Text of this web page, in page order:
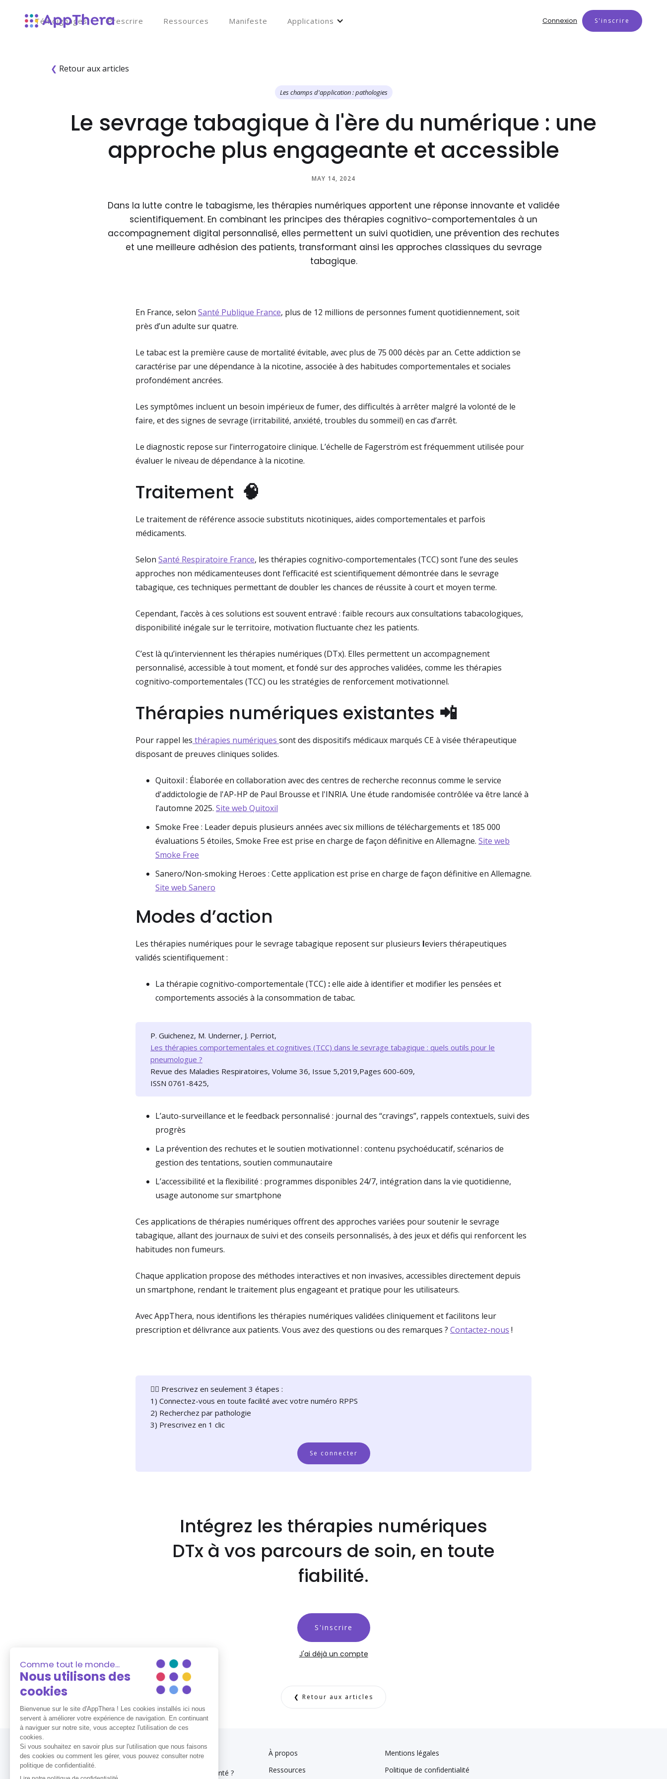
Témoignages Prescrire Ressources Manifeste Applications Connexion S'inscrire
❮ Retour aux articles
Les champs d'application : pathologies
Le sevrage tabagique à l'ère du numérique : une
approche plus engageante et accessible
MAY 14, 2024
Dans la lutte contre le tabagisme, les thérapies numériques apportent une réponse innovante et validée
scientifiquement. En combinant les principes des thérapies cognitivo-comportementales à un
accompagnement digital personnalisé, elles permettent un suivi quotidien, une prévention des rechutes
et une meilleure adhésion des patients, transformant ainsi les approches classiques du sevrage
tabagique.
En France, selon Santé Publique France, plus de 12 millions de personnes fument quotidiennement, soit
près d’un adulte sur quatre.
Le tabac est la première cause de mortalité évitable, avec plus de 75 000 décès par an. Cette addiction se
caractérise par une dépendance à la nicotine, associée à des habitudes comportementales et sociales
profondément ancrées.
Les symptômes incluent un besoin impérieux de fumer, des difficultés à arrêter malgré la volonté de le
faire, et des signes de sevrage (irritabilité, anxiété, troubles du sommeil) en cas d’arrêt.
Le diagnostic repose sur l’interrogatoire clinique. L’échelle de Fagerström est fréquemment utilisée pour
évaluer le niveau de dépendance à la nicotine.
Traitement 🧠
Le traitement de référence associe substituts nicotiniques, aides comportementales et parfois
médicaments.
Selon Santé Respiratoire France, les thérapies cognitivo-comportementales (TCC) sont l’une des seules
approches non médicamenteuses dont l’efficacité est scientifiquement démontrée dans le sevrage
tabagique, ces techniques permettant de doubler les chances de réussite à court et moyen terme.
Cependant, l’accès à ces solutions est souvent entravé : faible recours aux consultations tabacologiques,
disponibilité inégale sur le territoire, motivation fluctuante chez les patients.
C’est là qu’interviennent les thérapies numériques (DTx). Elles permettent un accompagnement
personnalisé, accessible à tout moment, et fondé sur des approches validées, comme les thérapies
cognitivo-comportementales (TCC) ou les stratégies de renforcement motivationnel.
Thérapies numériques existantes 📲
Pour rappel les thérapies numériques sont des dispositifs médicaux marqués CE à visée thérapeutique
disposant de preuves cliniques solides.
Quitoxil : Élaborée en collaboration avec des centres de recherche reconnus comme le service
d'addictologie de l'AP-HP de Paul Brousse et l'INRIA. Une étude randomisée contrôlée va être lancé à
l’automne 2025. Site web Quitoxil
Smoke Free : Leader depuis plusieurs années avec six millions de téléchargements et 185 000
évaluations 5 étoiles, Smoke Free est prise en charge de façon définitive en Allemagne. Site web
Smoke Free
Sanero/Non-smoking Heroes : Cette application est prise en charge de façon définitive en Allemagne.
Site web Sanero
Modes d’action
Les thérapies numériques pour le sevrage tabagique reposent sur plusieurs leviers thérapeutiques
validés scientifiquement :
La thérapie cognitivo-comportementale (TCC) :elle aide à identifier et modifier les pensées et
comportements associés à la consommation de tabac.
P. Guichenez, M. Underner, J. Perriot,
Les thérapies comportementales et cognitives (TCC) dans le sevrage tabagique : quels outils pour le
pneumologue ?
Revue des Maladies Respiratoires, Volume 36, Issue 5,2019,Pages 600-609,
ISSN 0761-8425,
L’auto-surveillance et le feedback personnalisé : journal des “cravings”, rappels contextuels, suivi des
progrès
La prévention des rechutes et le soutien motivationnel : contenu psychoéducatif, scénarios de
gestion des tentations, soutien communautaire
L’accessibilité et la flexibilité : programmes disponibles 24/7, intégration dans la vie quotidienne,
usage autonome sur smartphone
Ces applications de thérapies numériques offrent des approches variées pour soutenir le sevrage
tabagique, allant des journaux de suivi et des conseils personnalisés, à des jeux et défis qui renforcent les
habitudes non fumeurs.
Chaque application propose des méthodes interactives et non invasives, accessibles directement depuis
un smartphone, rendant le traitement plus engageant et pratique pour les utilisateurs.
Avec AppThera, nous identifions les thérapies numériques validées cliniquement et facilitons leur
prescription et délivrance aux patients. Vous avez des questions ou des remarques ? Contactez-nous !
👉🏻 Prescrivez en seulement 3 étapes :
1) Connectez-vous en toute facilité avec votre numéro RPPS
2) Recherchez par pathologie
3) Prescrivez en 1 clic
Se connecter
Intégrez les thérapies numériques
DTx à vos parcours de soin, en toute
fiabilité.
S'inscrire
J'ai déjà un compte
❮ Retour aux articles
Vous êtes un établissement de santé ?
À propos
Ressources
Mentions légales
Politique de confidentialité